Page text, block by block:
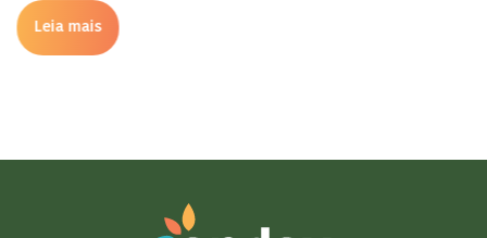
Leia mais